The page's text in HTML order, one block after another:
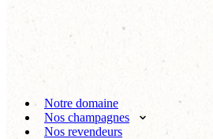
Notre domaine
Nos champagnes
Nos revendeurs